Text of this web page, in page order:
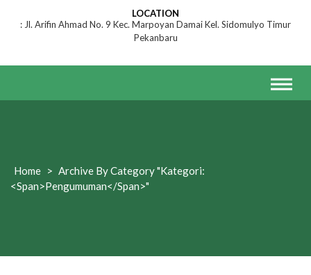
LOCATION
Jl. Arifin Ahmad No. 9 Kec. Marpoyan Damai Kel. Sidomulyo Timur
Pekanbaru
Home > Archive By Category "Kategori:
<span>Pengumuman</span>"